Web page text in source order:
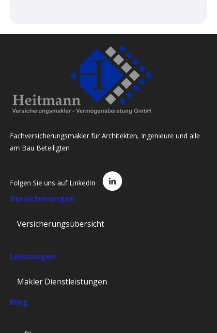
Fachversicherungsmakler für Architekten, Ingenieure und alle
am Bau Beteiligten
Folgen Sie uns auf LinkedIn
Versicherungen
Versicherungsübersicht
Leistungen
Makler Dienstleistungen
Blog